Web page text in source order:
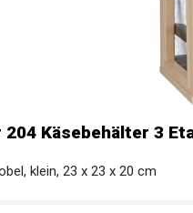
Käsebehälter 3
klein, 23 x 23 x 20 cm